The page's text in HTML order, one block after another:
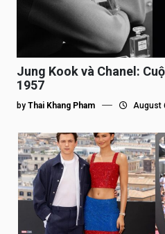
Jung Kook và Chanel:
1957
by Thai Khang Pham August